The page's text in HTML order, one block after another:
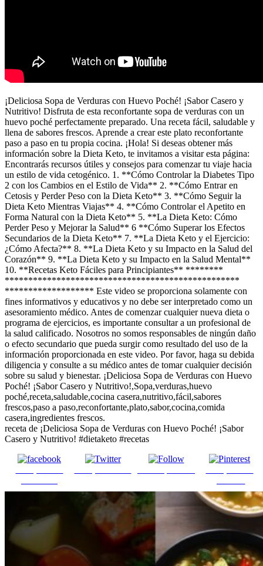
¡Deliciosa Sopa de Verduras con Huevo Poché! ¡Sabor Casero y
Nutritivo! Disfruta de esta reconfortante sopa de verduras con un
huevo poché perfectamente preparado. Una receta fácil, saludable y
llena de sabores frescos. Aprende a crear este plato reconfortante
paso a paso en tu propia cocina. ¡Hola! Si deseas obtener más
información sobre la Dieta Keto, te invitamos a visitar esta página:
Encontrarás recursos útiles y consejos para comenzar tu viaje hacia
un estilo de vida cetogénico. 1. **Cómo Controlar la Diabetes Tipo
2 con los Cambios en el Estilo de Vida** 2. **Cómo Entrar en
Cetosis y Perder Peso con la Dieta Keto** 3. **Cómo Seguir la
Dieta Keto Mientras Viajas** 4. **Cómo Controlar el Apetito en
Forma Natural con la Dieta Keto** 5. **La Dieta Keto: Cómo
Perder Peso y Mejorar la Salud** 6 **Cómo Superar los Efectos
Secundarios de la Dieta Keto** 7. **La Dieta Keto y el Ejercicio:
¿Cómo Afecta?** 8. **La Dieta Keto y su Impacto en la Salud del
Corazón** 9. **La Dieta Keto y su Impacto en la Salud Mental**
10. **Recetas Keto Fáciles para Principiantes** ********
**************************************************
******************* Este video se proporciona solamente con
fines informativos y educativos y no debe ser interpretado como un
asesoramiento médico. Antes de comenzar cualquier nueva dieta o
programa de ejercicios, es importante consultar a un profesional de
la salud calificado. Nosotros no somos responsables de ningún daño
o efecto secundario que pueda surgir como resultado del uso de la
información proporcionada en este video. Por favor, haga su debida
diligencia y consulte a su médico antes de tomar cualquier decisión
sobre su salud y bienestar. ¡Deliciosa Sopa de Verduras con Huevo
Poché! ¡Sabor Casero y Nutritivo!,Sopa,verduras,huevo
poché,receta,saludable,cocina casera,nutritivo,fácil,sabores
frescos,paso a paso,reconfortante,plato,sabor,cocina,comida
casera,ingredientes frescos.
receta de ¡Deliciosa Sopa de Verduras con Huevo Poché! ¡Sabor
Casero y Nutritivo! #dietaketo #recetas